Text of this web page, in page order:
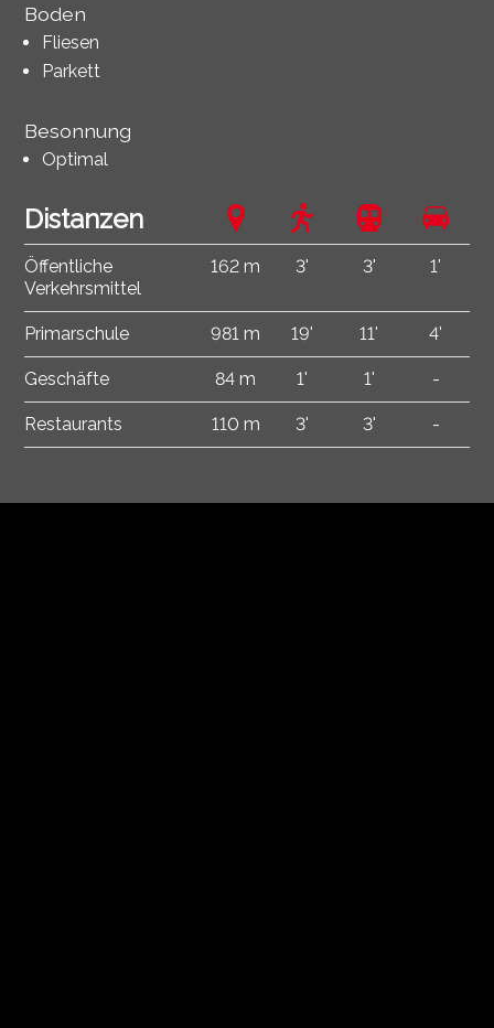
Boden
Fliesen
Parkett
Besonnung
Optimal
Distanzen
Öffentliche
Verkehrsmittel
162 m 3' 3' 1'
Primarschule 981 m 19' 11' 4'
Geschäfte 84 m 1' 1' -
Restaurants 110 m 3' 3' -